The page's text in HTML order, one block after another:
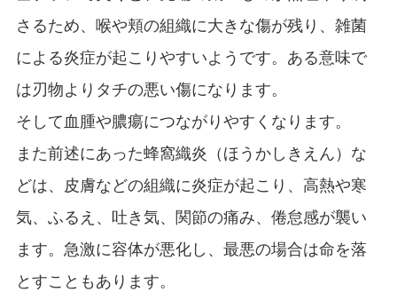
さるため、喉や頬の組織に大きな傷が残り、雑菌
による炎症が起こりやすいようです。ある意味で
は刃物よりタチの悪い傷になります。
そして血腫や膿瘍につながりやすくなります。
また前述にあった蜂窩織炎（ほうかしきえん）な
どは、皮膚などの組織に炎症が起こり、高熱や寒
気、ふるえ、吐き気、関節の痛み、倦怠感が襲い
ます。急激に容体が悪化し、最悪の場合は命を落
とすこともあります。